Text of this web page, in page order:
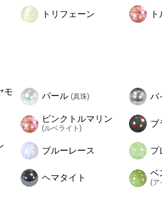
トリフェーン
モ
パール (真珠) パ
ピンクトルマリン
(ルベライト) ブ
ブルーレース プ
ヘマタイト ベ
(ア